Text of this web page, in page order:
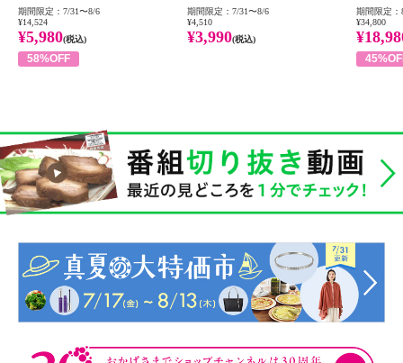
期間限定：7/31〜8/6
¥14,524
¥5,980(税込)
58%OFF
期間限定：7/31〜8/6
¥4,510
¥3,990(税込)
期間限定：
¥34,800